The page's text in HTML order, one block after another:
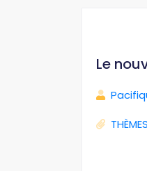
Le